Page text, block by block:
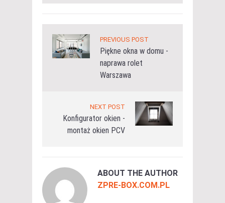
PREVIOUS POST
Piękne okna w domu -
naprawa rolet
Warszawa
NEXT POST
Konfigurator okien -
montaż okien PCV
ABOUT THE AUTHOR
ZPRE-BOX.COM.PL